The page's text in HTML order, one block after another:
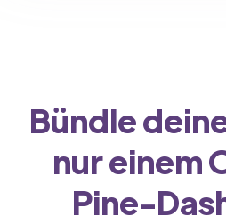
Bündle
nur einem
Pine-